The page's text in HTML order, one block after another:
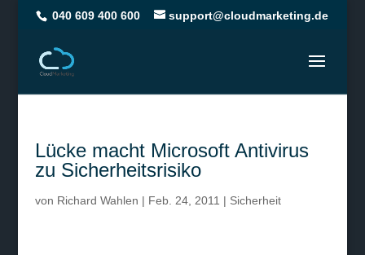
040 609 400 600 support@cloudmarketing.de
Lücke macht Microsoft Antivirus
zu Sicherheitsrisiko
von Richard Wahlen | Feb. 24, 2011 | Sicherheit